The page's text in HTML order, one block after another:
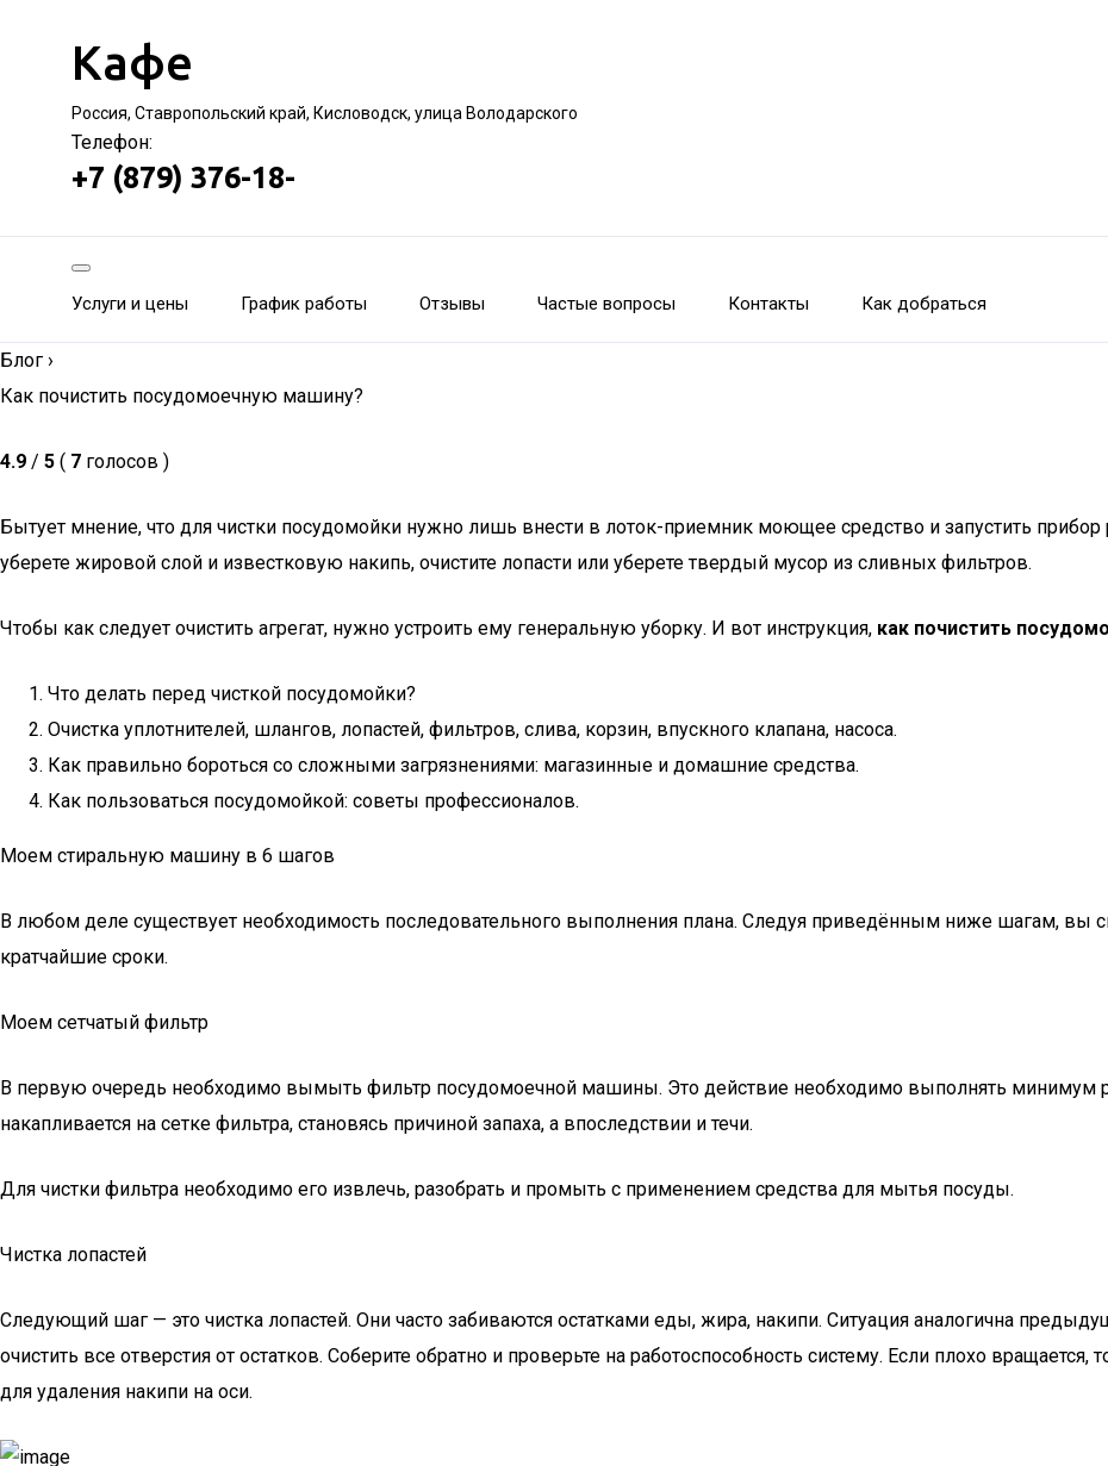
Кафе
Россия, Ставропольский край, Кисловодск, улица Володарского
Телефон:
+7 (879) 376-18-
Услуги и цены График работы Отзывы Частые вопросы Контакты Как добраться
Блог ›
Как почистить посудомоечную машину?
4.9 / 5 ( 7 голосов )
Бытует мнение, что для чистки посудомойки нужно лишь внести в лоток-приемник моющее средство и запустить
уберете жировой слой и известковую накипь, очистите лопасти или уберете твердый мусор из сливных фильтров.
Чтобы как следует очистить агрегат, нужно устроить ему генеральную уборку. И вот инструкция, как почистить
Что делать перед чисткой посудомойки?
Очистка уплотнителей, шлангов, лопастей, фильтров, слива, корзин, впускного клапана, насоса.
Как правильно бороться со сложными загрязнениями: магазинные и домашние средства.
Как пользоваться посудомойкой: советы профессионалов.
Моем стиральную машину в 6 шагов
В любом деле существует необходимость последовательного выполнения плана. Следуя приведённым ниже шагам,
кратчайшие сроки.
Моем сетчатый фильтр
В первую очередь необходимо вымыть фильтр посудомоечной машины. Это действие необходимо выполнять минимум
накапливается на сетке фильтра, становясь причиной запаха, а впоследствии и течи.
Для чистки фильтра необходимо его извлечь, разобрать и промыть с применением средства для мытья посуды.
Чистка лопастей
Следующий шаг — это чистка лопастей. Они часто забиваются остатками еды, жира, накипи. Ситуация аналогична
очистить все отверстия от остатков. Соберите обратно и проверьте на работоспособность систему. Если плохо
для удаления накипи на оси.